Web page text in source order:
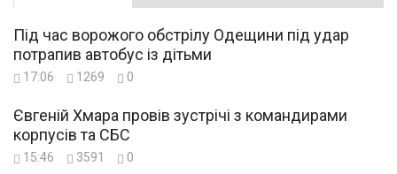
Під час ворожого обстрілу Одещини під удар
потрапив автобус із дітьми
17:06 1269 0
Євгеній Хмара провів зустрічі з командирами
корпусів та СБС
15:46 3591 0